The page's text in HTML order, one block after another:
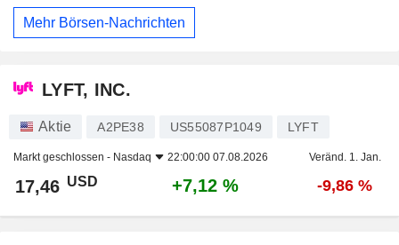
Mehr Börsen-Nachrichten
LYFT, INC.
Aktie A2PE38 US55087P1049 LYFT
Markt geschlossen - Nasdaq 22:00:00 07.08.2026 Veränd. 1. Jan.
17,46 USD +7,12 % -9,86 %